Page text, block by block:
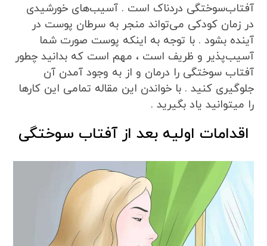
آفتاب‌سوختگی دردناک است . آسیب‌های خورشیدی
در زمان کودکی می‌تواند منجر به سرطان پوست در
آینده بشود . با توجه به اینکه پوست صورت شما
آسیب‌پذیر و ظریف است ، مهم است که بدانید چطور
آفتاب سوختگی را درمان و از به وجود آمدن آن
جلوگیری کنید . با خواندن این مقاله تمامی این کارها
را میتوانید یاد بگیرید .
اقدامات اولیه بعد از آفتاب سوختگی